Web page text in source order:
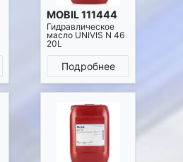
MOBIL 111444
Гидравлическое
масло UNIVIS N 46
20L
Подробнее